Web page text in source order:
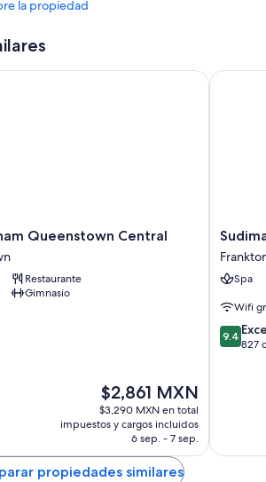
la propiedad
Queenstown Central
Restaurante
Gimnasio
El
precio
actual
de
$2,861 MXN
$2,861 MXN
$3,290 MXN en total
impuestos y cargos incluidos
6 sep. - 7 sep.
Queenstown Central
Sudima
Five
MileSpa
Wifi
9.4
de
9.4
827
Sudima
propiedades similares